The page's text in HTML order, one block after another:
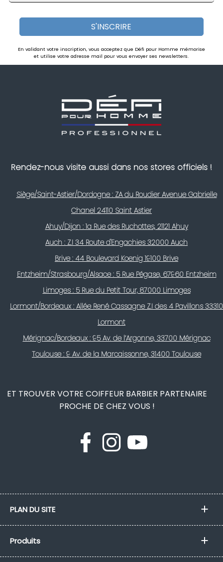
S'INSCRIRE
En validant votre inscription, vous acceptez que Défi pour Homme mémorise
et utilise votre adresse mail pour vous envoyer ses newsletters.
Rendez-nous visite aussi dans nos stores officiels !
Siège/Saint-Astier/Dordogne : ZA du Roudier Avenue Gabrielle
Chanel 24110 Saint Astier
Ahuy/Dijon : 1a Rue des Ruchottes, 21121 Ahuy
Auch : Z.I 34 Route d'Engachies 32000 Auch
Brive : 44 Boulevard Koenig 19100 Brive
Entzheim/Strasbourg/Alsace : 5 Rue Pégase, 67960 Entzheim
Limoges : 5 Rue du Petit Tour, 87000 Limoges
Lormont/Bordeaux : Allée René Cassagne Z.I des 4 Pavillons 33310
Lormont
Mérignac/Bordeaux : 95 Av. de l’Argonne, 33700 Mérignac
Toulouse : 9 Av. de la Marcaissonne, 31400 Toulouse
ET TROUVER VOTRE COIFFEUR BARBIER PARTENAIRE
PROCHE DE CHEZ VOUS !
PLAN DU SITE
Produits